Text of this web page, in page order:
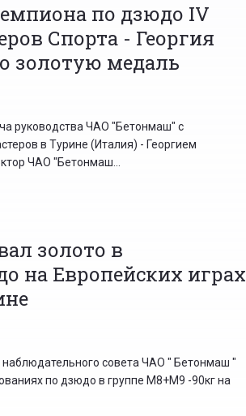
по дзюдо IV
Спорта - Георгия
золотую медаль
руководства ЧАО "Бетонмаш" с
в Турине (Италия) - Георгием
ЧАО "Бетонмаш...
золото в
на Европейских играх
совета ЧАО " Бетонмаш "
по дзюдо в группе М8+М9 -90кг на